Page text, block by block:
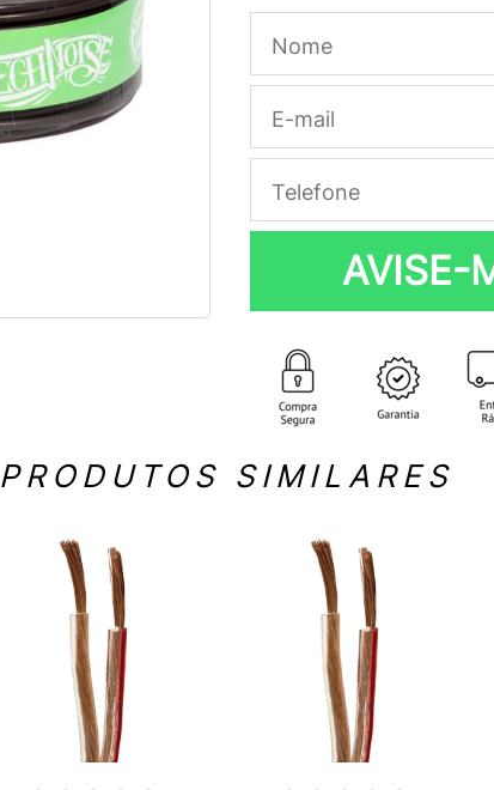
AVISE-
PRODUTOS SIMILARES